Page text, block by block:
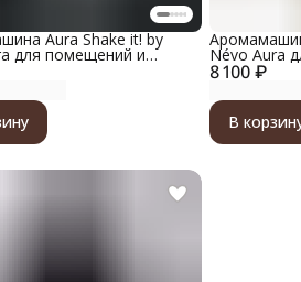
Aura Shake it! by
для помещений и
материал корпуса
белый с золотым
8 100 ₽
Névo Aura
корпус,
серый
В